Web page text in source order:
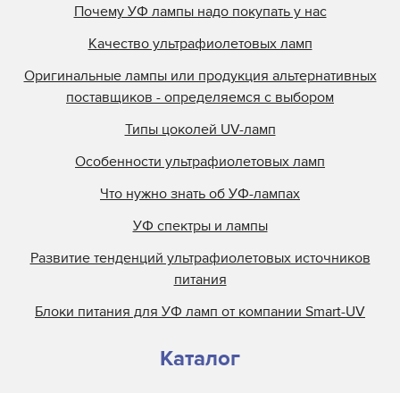
Kuehnast
Lamin
Lamp Tech
LCD Lighting
Loctite
Mark Andy
Metal Box
Metronic
Miltec
Nilpeter
Objet
Почему УФ лампы надо покупать у нас
Качество ультрафиолетовых ламп
Оригинальные лампы или продукция альтернативных
поставщиков - определяемся с выбором
Типы цоколей UV-ламп
Особенности ультрафиолетовых ламп
Что нужно знать об УФ-лампах
УФ спектры и лампы
Развитие тенденций ультрафиолетовых источников
питания
Блоки питания для УФ ламп от компании Smart-UV
Каталог